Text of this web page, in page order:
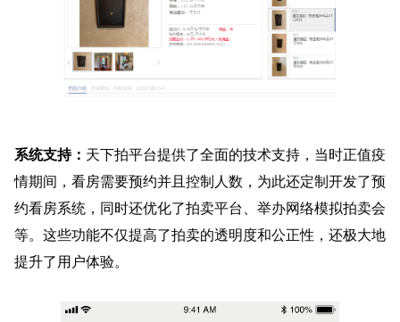
系统支持： 天下拍平台提供了全面的技术支持，当时正值疫
情期间，看房需要预约并且控制人数，为此还定制开发了预
约看房系统，同时还优化了拍卖平台、举办网络模拟拍卖会
等。这些功能不仅提高了拍卖的透明度和公正性，还极大地
提升了用户体验。